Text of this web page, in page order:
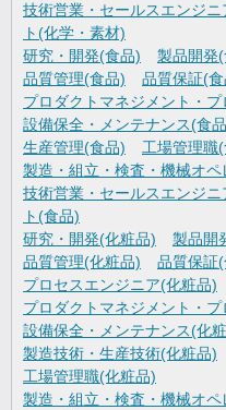
技術営業・セールスエンジ
ト(化学・素材)
研究・開発(食品)
製品開発
品質管理(食品)
品質保証(
プロダクトマネジメント・
設備保全・メンテナンス(食
生産管理(食品)
工場管理職
製造・組立・検査・機械オ
技術営業・セールスエンジ
ト(食品)
研究・開発(化粧品)
製品開
品質管理(化粧品)
品質保証
プロセスエンジニア(化粧品)
プロダクトマネジメント・
設備保全・メンテナンス(化
製造技術・生産技術(化粧品)
工場管理職(化粧品)
製造・組立・検査・機械オ